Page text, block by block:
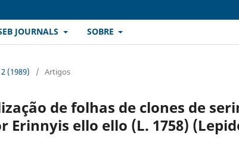
JOURNALS SOBRE
(1989) / Artigos
de folhas de clones de
Erinnyis ello ello (L. 1758)